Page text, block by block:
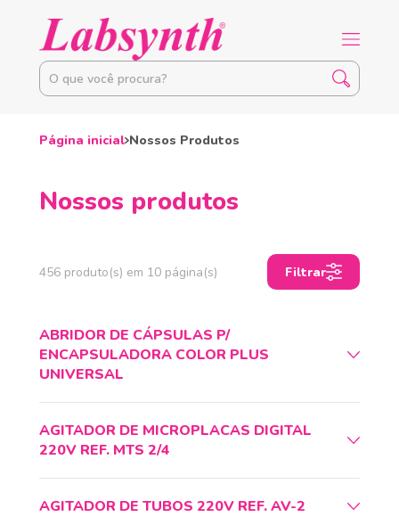
Página inicial Nossos Produtos
Nossos produtos
456 produto(s) em 10 página(s) Filtrar
ABRIDOR DE CÁPSULAS P/
ENCAPSULADORA COLOR PLUS
UNIVERSAL
AGITADOR DE MICROPLACAS DIGITAL
220V REF. MTS 2/4
AGITADOR DE TUBOS 220V REF. AV-2